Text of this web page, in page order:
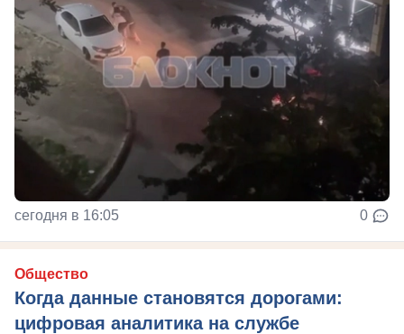
сегодня в 16:05 0
Общество
Когда данные становятся дорогами:
цифровая аналитика на службе